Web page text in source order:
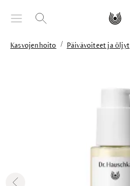
Kasvojenhoito / Päivävoiteet ja öljyt